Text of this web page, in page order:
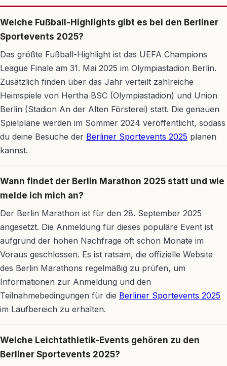
Welche Fußball-Highlights gibt es bei den Berliner
Sportevents 2025?
Das größte Fußball-Highlight ist das UEFA Champions
League Finale am 31. Mai 2025 im Olympiastadion Berlin.
Zusätzlich finden über das Jahr verteilt zahlreiche
Heimspiele von Hertha BSC (Olympiastadion) und Union
Berlin (Stadion An der Alten Försterei) statt. Die genauen
Spielpläne werden im Sommer 2024 veröffentlicht, sodass
du deine Besuche der Berliner Sportevents 2025 planen
kannst.
Wann findet der Berlin Marathon 2025 statt und wie
melde ich mich an?
Der Berlin Marathon ist für den 28. September 2025
angesetzt. Die Anmeldung für dieses populäre Event ist
aufgrund der hohen Nachfrage oft schon Monate im
Voraus geschlossen. Es ist ratsam, die offizielle Website
des Berlin Marathons regelmäßig zu prüfen, um
Informationen zur Anmeldung und den
Teilnahmebedingungen für die Berliner Sportevents 2025
im Laufbereich zu erhalten.
Welche Leichtathletik-Events gehören zu den
Berliner Sportevents 2025?